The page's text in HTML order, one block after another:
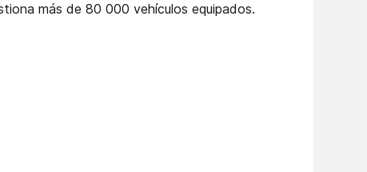
más de 80 000 vehículos equipados.